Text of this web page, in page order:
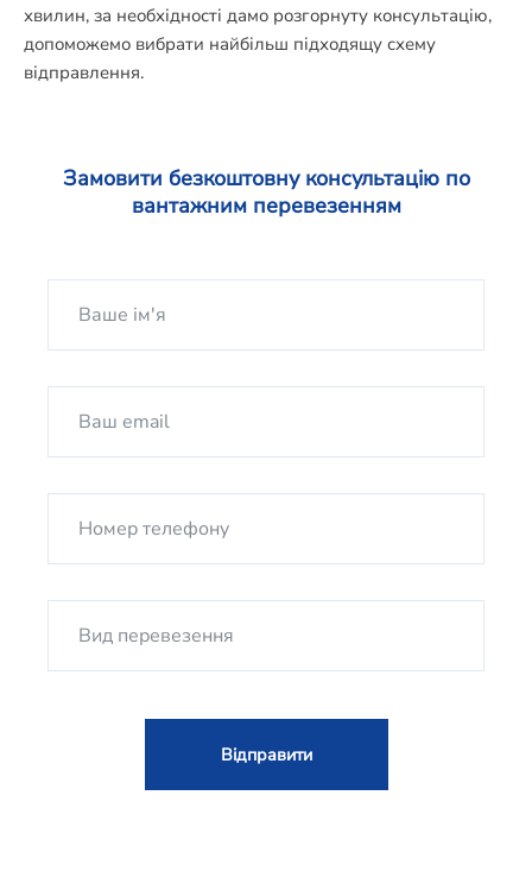
хвилин, за необхідності дамо розгорнуту консультацію,
допоможемо вибрати найбільш підходящу схему
відправлення.
Замовити безкоштовну консультацію по
вантажним перевезенням